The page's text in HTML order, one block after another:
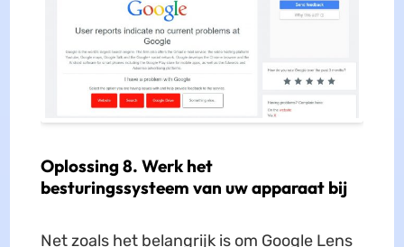
Oplossing 8. Werk het
besturingssysteem van uw apparaat bij
Net zoals het belangrijk is om Google Lens